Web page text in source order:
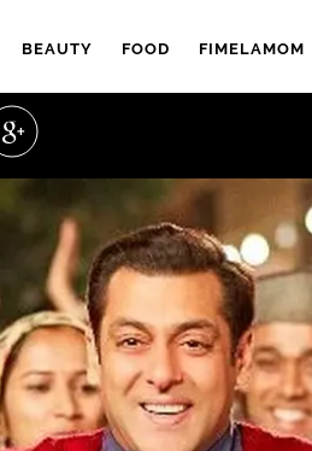
BEAUTY FOOD FIMELAMOM